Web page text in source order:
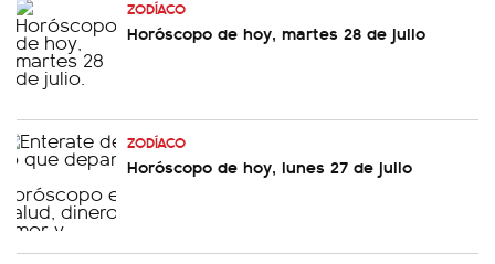
ZODÍACO
Horóscopo de hoy, martes 28 de julio
ZODÍACO
Horóscopo de hoy, lunes 27 de julio